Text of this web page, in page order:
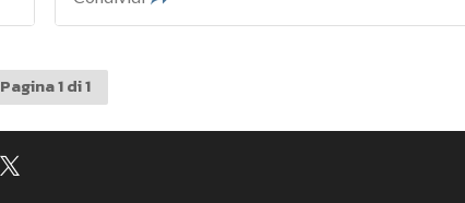
Pagina 1 di 1